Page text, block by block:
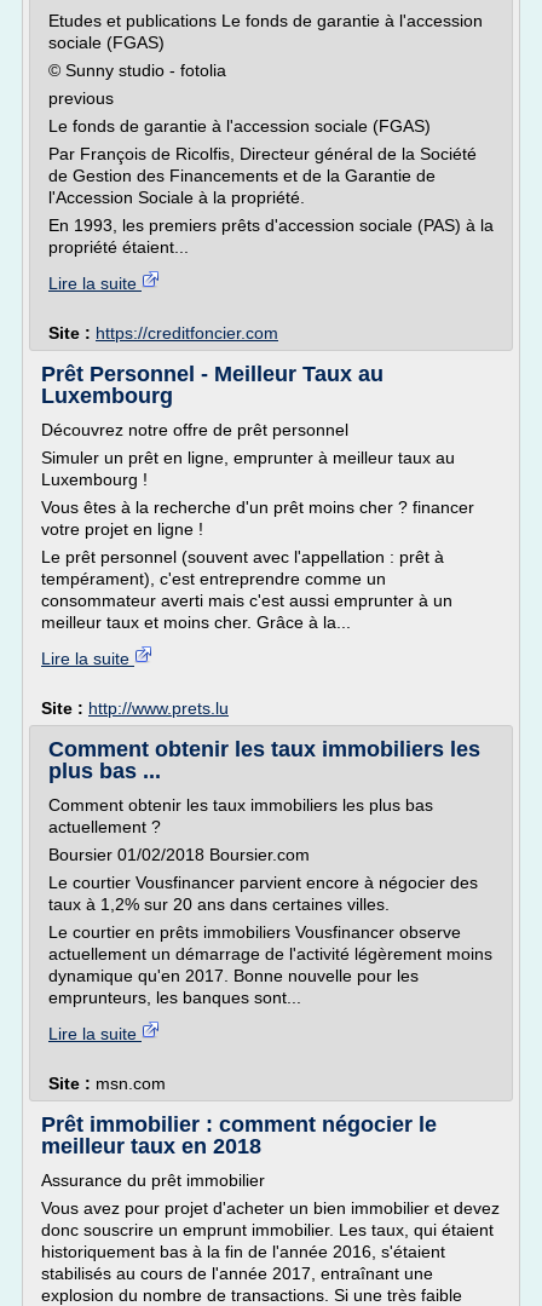
Etudes et publications Le fonds de garantie à l'accession
sociale (FGAS)
© Sunny studio - fotolia
previous
Le fonds de garantie à l'accession sociale (FGAS)
Par François de Ricolfis, Directeur général de la Société
de Gestion des Financements et de la Garantie de
l'Accession Sociale à la propriété.
En 1993, les premiers prêts d'accession sociale (PAS) à la
propriété étaient...
Lire la suite
Site : https://creditfoncier.com
Prêt Personnel - Meilleur Taux au
Luxembourg
Découvrez notre offre de prêt personnel
Simuler un prêt en ligne, emprunter à meilleur taux au
Luxembourg !
Vous êtes à la recherche d'un prêt moins cher ? financer
votre projet en ligne !
Le prêt personnel (souvent avec l'appellation : prêt à
tempérament), c'est entreprendre comme un
consommateur averti mais c'est aussi emprunter à un
meilleur taux et moins cher. Grâce à la...
Lire la suite
Site : http://www.prets.lu
Comment obtenir les taux immobiliers les
plus bas ...
Comment obtenir les taux immobiliers les plus bas
actuellement ?
Boursier 01/02/2018 Boursier.com
Le courtier Vousfinancer parvient encore à négocier des
taux à 1,2% sur 20 ans dans certaines villes.
Le courtier en prêts immobiliers Vousfinancer observe
actuellement un démarrage de l'activité légèrement moins
dynamique qu'en 2017. Bonne nouvelle pour les
emprunteurs, les banques sont...
Lire la suite
Site : msn.com
Prêt immobilier : comment négocier le
meilleur taux en 2018
Assurance du prêt immobilier
Vous avez pour projet d'acheter un bien immobilier et devez
donc souscrire un emprunt immobilier. Les taux, qui étaient
historiquement bas à la fin de l'année 2016, s'étaient
stabilisés au cours de l'année 2017, entraînant une
explosion du nombre de transactions. Si une très faible